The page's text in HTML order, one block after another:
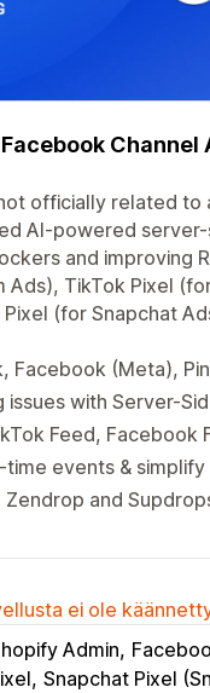
Channel
officially related
AI-powered
and improving
Ads), TikTok Pixel
(for Snapchat
Facebook (Meta),
issues with Server-
Feed, Facebook
events &
and
ei ole
Admin
Snapchat Pixel